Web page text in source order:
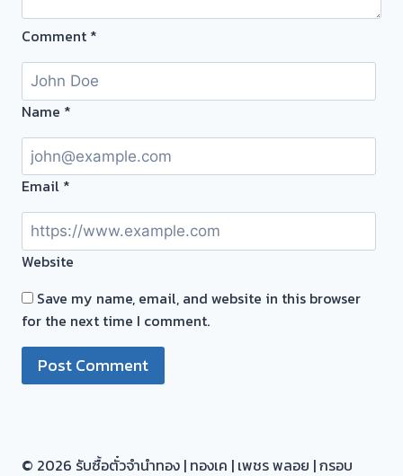
ตั๋ว
ซอย
ท่า
นนทบุรี
ครับ
เอา
จำนำ
ขาย
เงิน
กับ
ดี
กว่า
ให้
บริการ
ลูกค้า
Comment *
Name *
Email *
Website
Save my name, email, and website in this browser
for the next time I comment.
© 2026 รับซื้อตั๋วจำนำทอง | ทองเค | เพชร พลอย | กรอบ